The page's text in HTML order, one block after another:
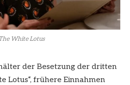
The White Lotus
der Besetzung der dritten
Lotus“, frühere Einnahmen